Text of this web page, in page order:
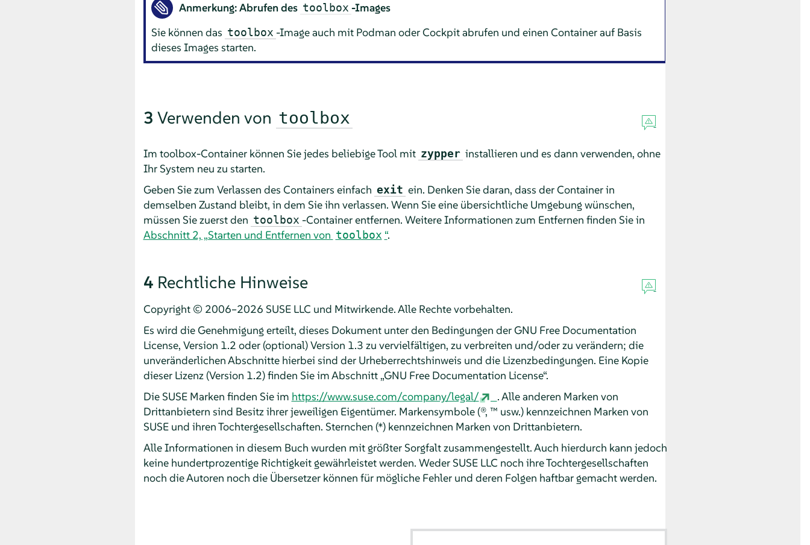
Anmerkung: Abrufen des toolbox -Images
Sie können das toolbox -Image auch mit Podman oder Cockpit abrufen und einen Container auf Basis
dieses Images starten.
3 Verwenden von toolbox
Im toolbox-Container können Sie jedes beliebige Tool mit zypper installieren und es dann verwenden, ohne
Ihr System neu zu starten.
Geben Sie zum Verlassen des Containers einfach exit ein. Denken Sie daran, dass der Container in
demselben Zustand bleibt, in dem Sie ihn verlassen. Wenn Sie eine übersichtliche Umgebung wünschen,
müssen Sie zuerst den toolbox -Container entfernen. Weitere Informationen zum Entfernen finden Sie in
Abschnitt 2, „Starten und Entfernen von toolbox “.
4 Rechtliche Hinweise
Copyright © 2006–2026 SUSE LLC und Mitwirkende. Alle Rechte vorbehalten.
Es wird die Genehmigung erteilt, dieses Dokument unter den Bedingungen der GNU Free Documentation
License, Version 1.2 oder (optional) Version 1.3 zu vervielfältigen, zu verbreiten und/oder zu verändern; die
unveränderlichen Abschnitte hierbei sind der Urheberrechtshinweis und die Lizenzbedingungen. Eine Kopie
dieser Lizenz (Version 1.2) finden Sie im Abschnitt„GNU Free Documentation License“.
Die SUSE Marken finden Sie im https://www.suse.com/company/legal/
. Alle anderen Marken von
Drittanbietern sind Besitz ihrer jeweiligen Eigentümer. Markensymbole (®, ™ usw.) kennzeichnen Marken von
SUSE und ihren Tochtergesellschaften. Sternchen (*) kennzeichnen Marken von Drittanbietern.
Alle Informationen in diesem Buch wurden mit größter Sorgfalt zusammengestellt. Auch hierdurch kann jedoch
keine hundertprozentige Richtigkeit gewährleistet werden. Weder SUSE LLC noch ihre Tochtergesellschaften
noch die Autoren noch die Übersetzer können für mögliche Fehler und deren Folgen haftbar gemacht werden.